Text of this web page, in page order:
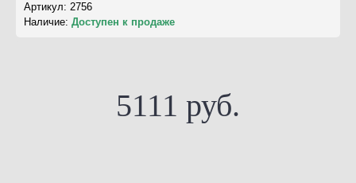
Артикул: 2756
Наличие: Доступен к продаже
5111 руб.